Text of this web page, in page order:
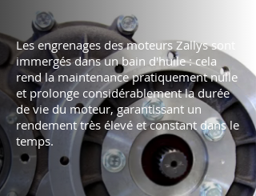
Les engrenages des moteurs Zallys sont
immergés dans un bain d'huile : cela
rend la maintenance pratiquement nulle
et prolonge considérablement la durée
de vie du moteur, garantissant un
rendement très élevé et constant dans le
temps.